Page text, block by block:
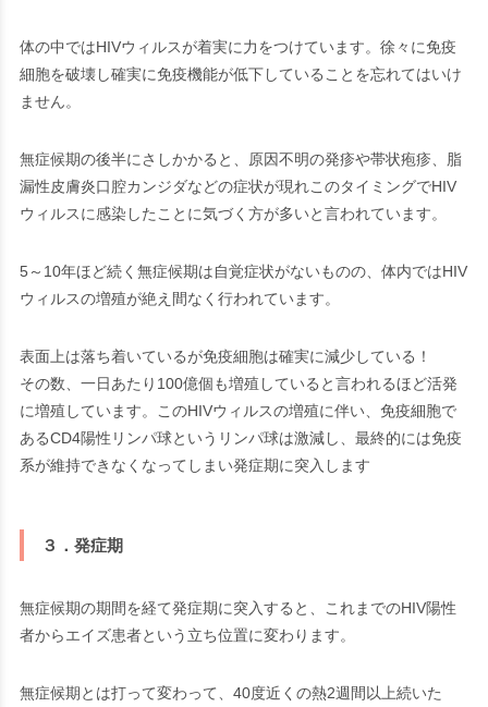
体の中ではHIVウィルスが着実に力をつけています。徐々に免疫
細胞を破壊し確実に免疫機能が低下していることを忘れてはいけ
ません。
無症候期の後半にさしかかると、 原因不明の発疹や帯状疱疹、 脂
漏性皮膚炎口腔カンジダなどの症状が現れこのタイミングでHIV
ウィルスに感染したことに気づく方が多いと言われています。
5～10年ほど続く無症候期は自覚症状がないものの、体内ではHIV
ウィルスの増殖が絶え間なく行われています。
表面上は落ち着いているが免疫細胞は確実に減少している！
その数、一日あたり100億個も増殖していると言われるほど活発
に増殖しています。このHIVウィルスの増殖に伴い、免疫細胞で
あるCD4陽性リンパ球というリンパ球は激減し、最終的には免疫
系が維持できなくなってしまい発症期に突入します
３．発症期
無症候期の期間を経て発症期に突入すると、これまでのHIV陽性
者からエイズ患者という立ち位置に変わります。
無症候期とは打って変わって、40度近くの熱2週間以上続いた